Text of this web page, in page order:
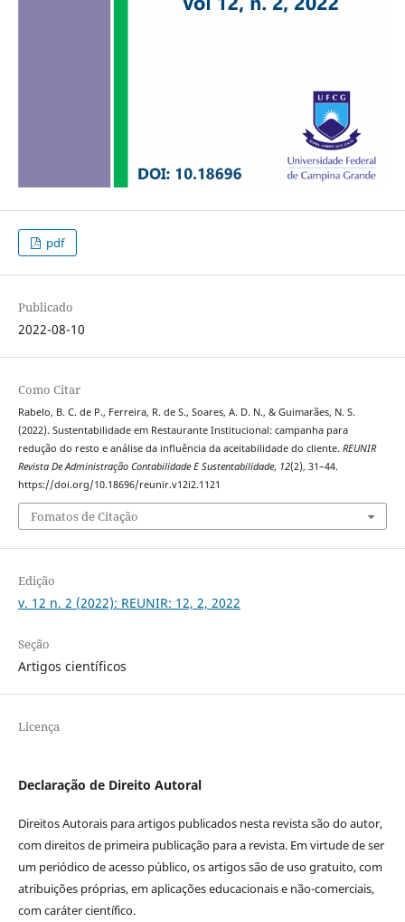
pdf
Publicado
2022-08-10
Como Citar
Rabelo, B. C. de P., Ferreira, R. de S., Soares, A. D. N., & Guimarães, N. S.
(2022). Sustentabilidade em Restaurante Institucional: campanha para
redução do resto e análise da influência da aceitabilidade do cliente. REUNIR
Revista De Administração Contabilidade E Sustentabilidade, 12(2), 31–44.
https://doi.org/10.18696/reunir.v12i2.1121
Fomatos de Citação
Edição
v. 12 n. 2 (2022): REUNIR: 12, 2, 2022
Seção
Artigos científicos
Licença
Declaração de Direito Autoral
Direitos Autorais para artigos publicados nesta revista são do autor,
com direitos de primeira publicação para a revista. Em virtude de ser
um periódico de acesso público, os artigos são de uso gratuito, com
atribuições próprias, em aplicações educacionais e não-comerciais,
com caráter científico.